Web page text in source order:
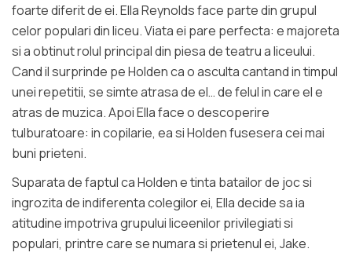
foarte diferit de ei. Ella Reynolds face parte din grupul
celor populari din liceu. Viata ei pare perfecta: e majoreta
si a obtinut rolul principal din piesa de teatru a liceului.
Cand il surprinde pe Holden ca o asculta cantand in timpul
unei repetitii, se simte atrasa de el… de felul in care el e
atras de muzica. Apoi Ella face o descoperire
tulburatoare: in copilarie, ea si Holden fusesera cei mai
buni prieteni.
Suparata de faptul ca Holden e tinta batailor de joc si
ingrozita de indiferenta colegilor ei, Ella decide sa ia
atitudine impotriva grupului liceenilor privilegiati si
populari, printre care se numara si prietenul ei, Jake.